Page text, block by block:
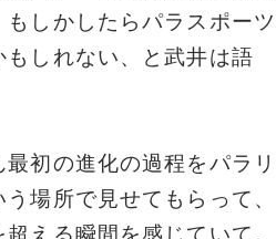
しかしたらパラスポーツ
しれない、と武井は語
初の進化の過程をパラリ
場所で見せてもらって、
える瞬間を感じていて。